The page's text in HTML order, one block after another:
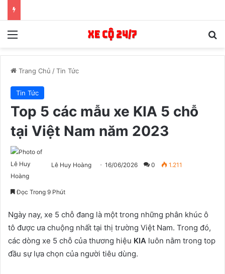
Menu
Trang Chủ /Tin Tức
Tin Tức
Top 5 các mẫu xe KIA 5 chỗ
tại Việt Nam năm 2023
Lê Huy Hoàng 16/06/2026 0 1.211
Đọc Trong 9 Phút
Ngày nay, xe 5 chỗ đang là một trong những phân khúc ô
tô được ưa chuộng nhất tại thị trường Việt Nam. Trong đó,
các dòng xe 5 chỗ của thương hiệu KIA luôn nằm trong top
đầu sự lựa chọn của người tiêu dùng.